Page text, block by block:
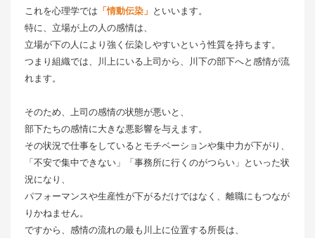
これを心理学では 「情動伝染」 といいます。
特に、立場が上の人の感情は、
立場が下の人により強く伝染しやすいという性質を持ちます。
つまり組織では、川上にいる上司から、川下の部下へと感情が流
れます。
そのため、上司の感情の状態が悪いと、
部下たちの感情に大きな悪影響を与えます。
その状況で仕事をしているとモチベーションや集中力が下がり、
「不安で集中できない」「事務所に行くのがつらい」といった状
況になり、
パフォーマンスや生産性が下がるだけではなく、離職にもつなが
りかねません。
ですから、感情の流れの最も川上に位置する所長は、